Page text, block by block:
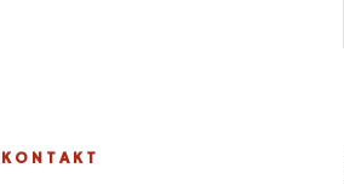
KONTAKT